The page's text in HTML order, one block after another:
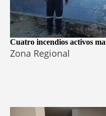
Cuatro incendios activos
Zona Regional